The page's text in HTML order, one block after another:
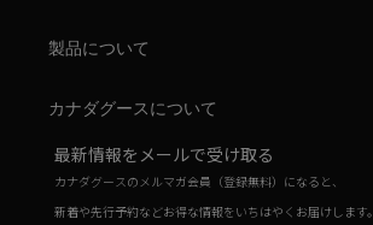
製品について
カナダグースについて
最新情報をメールで受け取る
カナダグースのメルマガ会員（登録無料）になると、
新着や先行予約などお得な情報をいちはやくお届けします。